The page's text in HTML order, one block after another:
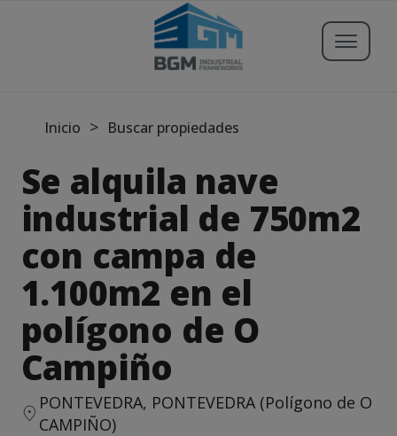
Buscar propiedades
Publicar Inmueble
Registrarse
Servicios
Inicio > Buscar propiedades
Se alquila nave
industrial de 750m2
con campa de
1.100m2 en el
polígono de O
Campiño
PONTEVEDRA, PONTEVEDRA (Polígono de O
CAMPIÑO)